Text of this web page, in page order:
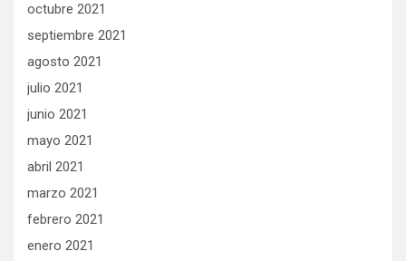
octubre 2021
septiembre 2021
agosto 2021
julio 2021
junio 2021
mayo 2021
abril 2021
marzo 2021
febrero 2021
enero 2021